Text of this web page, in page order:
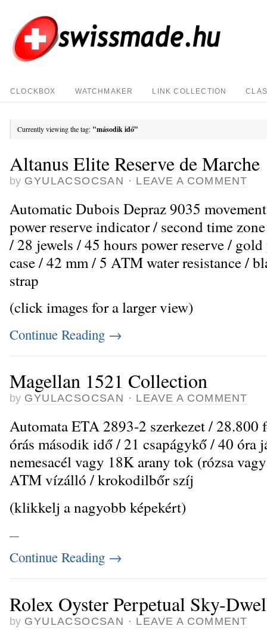
CLOCKBOX WATCHMAKER LINK COLLECTION
Currently viewing the tag: "második idő"
Altanus Elite Reserve de Marche
by GYULACSOCSAN · LEAVE A COMMENT
Automatic Dubois Depraz 9035
power reserve indicator / second time
/ 28 jewels / 45 hours power reserve /
case / 42 mm / 5 ATM water resistance /
strap
(click images for a larger view)
Continue Reading →
Magellan 1521 Collection
by GYULACSOCSAN · LEAVE A COMMENT
Automata ETA 2893-2 szerkezet / 28.800
órás második idő / 21 csapágykő / 40 óra
nemesacél vagy 18K arany tok (rózsa
ATM vízálló / krokodilbőr szíj
(klikkelj a nagyobb képekért)
Continue Reading →
Rolex Oyster Perpetual Sky-
by GYULACSOCSAN · LEAVE A COMMENT